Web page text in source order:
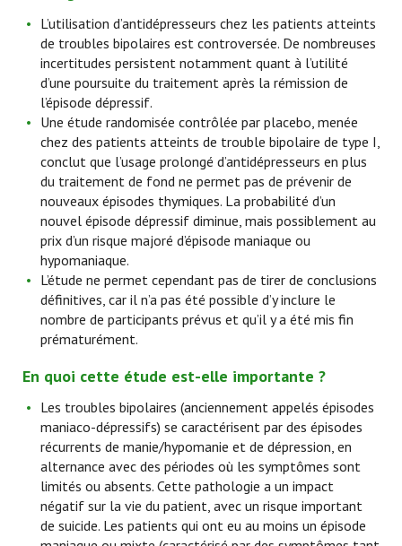
L’utilisation d’antidépresseurs chez les patients atteints
de troubles bipolaires est controversée. De nombreuses
incertitudes persistent notamment quant à l’utilité
d’une poursuite du traitement après la rémission de
l’épisode dépressif.
Une étude randomisée contrôlée par placebo, menée
chez des patients atteints de trouble bipolaire de type I,
conclut que l’usage prolongé d’antidépresseurs en plus
du traitement de fond ne permet pas de prévenir de
nouveaux épisodes thymiques. La probabilité d’un
nouvel épisode dépressif diminue, mais possiblement au
prix d’un risque majoré d’épisode maniaque ou
hypomaniaque.
L’étude ne permet cependant pas de tirer de conclusions
définitives, car il n’a pas été possible d’y inclure le
nombre de participants prévus et qu’il y a été mis fin
prématurément.
En quoi cette étude est-elle importante ?
Les troubles bipolaires (anciennement appelés épisodes
maniaco-dépressifs) se caractérisent par des épisodes
récurrents de manie/hypomanie et de dépression, en
alternance avec des périodes où les symptômes sont
limités ou absents. Cette pathologie a un impact
négatif sur la vie du patient, avec un risque important
de suicide. Les patients qui ont eu au moins un épisode